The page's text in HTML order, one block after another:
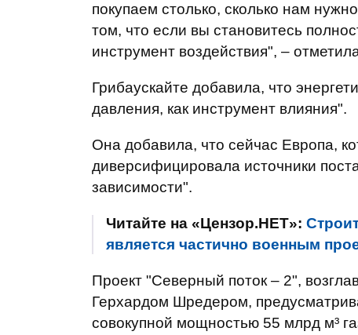
покупаем столько, сколько нам
том, что если вы становитесь
инструмент воздействия", –
Грибаускайте добавила, что
давления, как инструмент влияния".
Она добавила, что сейчас Европа,
диверсифицировала источники
зависимости".
Читайте на «Цензор.НЕТ»:
является частично военным
Проект "Северный поток – 2",
Герхардом Шредером,
совокупной мощностью 55 млрд м³